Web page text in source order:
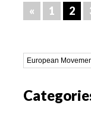
« 1 2